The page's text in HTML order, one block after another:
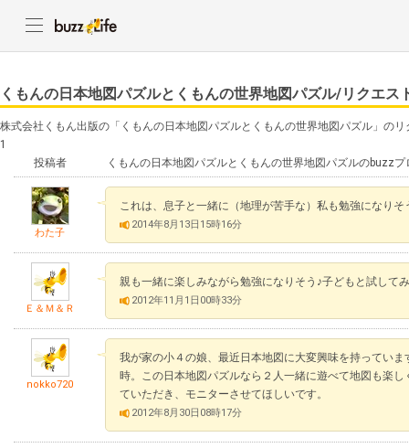
くもんの日本地図パズルとくもんの世界地図パズル/リクエス
株式会社くもん出版の「くもんの日本地図パズルとくもんの世界地図パズル」の
1
投稿者
くもんの日本地図パズルとくもんの世界地図パズルのbuzz
わた子
これは、息子と一緒に（地理が苦手な）私も勉強になり
2014年8月13日15時16分
Ｅ＆Ｍ＆Ｒ
親も一緒に楽しみながら勉強になりそう♪子どもと試して
2012年11月1日00時33分
nokko720
我が家の小４の娘、最近日本地図に大変興味を持ってい
時。この日本地図パズルなら２人一緒に遊べて地図も楽
ていただき、モニターさせてほしいです。
2012年8月30日08時17分